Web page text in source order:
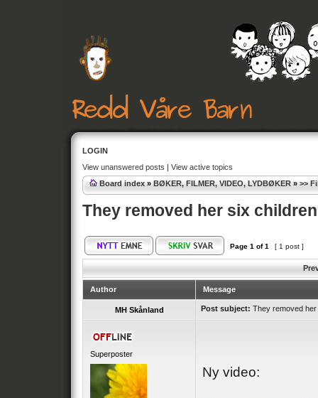
LOGIN
View unanswered posts | View active topics
Board index » BØKER, FILMER, VIDEO, LYDBØKER » >>
They removed her six
Page 1 of1 [ 1 post ]
Author Message
MH Skånland Post subject: They removed
Superposter
Ny video: